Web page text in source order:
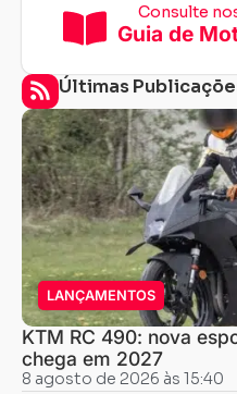
Consulte
Guia de
Últimas
LANÇAMENTOS
KTM RC 490: nova
chega em 2027
8 agosto de 2026 às 15:40